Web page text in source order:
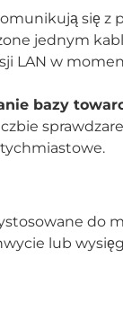
się z
jednym
LAN w
bazy
do
lub